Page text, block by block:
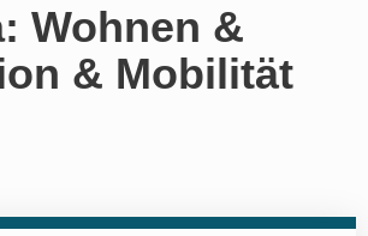
Wohnen &
& Mobilität